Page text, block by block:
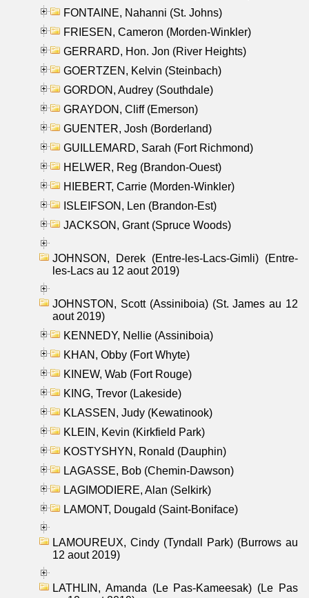
FONTAINE, Nahanni (St. Johns)
FRIESEN, Cameron (Morden-Winkler)
GERRARD, Hon. Jon (River Heights)
GOERTZEN, Kelvin (Steinbach)
GORDON, Audrey (Southdale)
GRAYDON, Cliff (Emerson)
GUENTER, Josh (Borderland)
GUILLEMARD, Sarah (Fort Richmond)
HELWER, Reg (Brandon-Ouest)
HIEBERT, Carrie (Morden-Winkler)
ISLEIFSON, Len (Brandon-Est)
JACKSON, Grant (Spruce Woods)
JOHNSON, Derek (Entre-les-Lacs-Gimli) (Entre-
les-Lacs au 12 aout 2019)
JOHNSTON, Scott (Assiniboia) (St. James au 12
aout 2019)
KENNEDY, Nellie (Assiniboia)
KHAN, Obby (Fort Whyte)
KINEW, Wab (Fort Rouge)
KING, Trevor (Lakeside)
KLASSEN, Judy (Kewatinook)
KLEIN, Kevin (Kirkfield Park)
KOSTYSHYN, Ronald (Dauphin)
LAGASSE, Bob (Chemin-Dawson)
LAGIMODIERE, Alan (Selkirk)
LAMONT, Dougald (Saint-Boniface)
LAMOUREUX, Cindy (Tyndall Park) (Burrows au
12 aout 2019)
LATHLIN, Amanda (Le Pas-Kameesak) (Le Pas